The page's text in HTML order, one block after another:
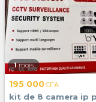
1 mois
195 000CFA
kit de 8 camera ip